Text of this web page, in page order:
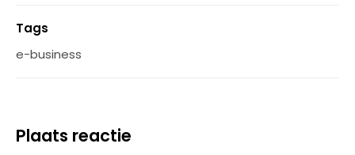
Tags
e-business
Plaats reactie